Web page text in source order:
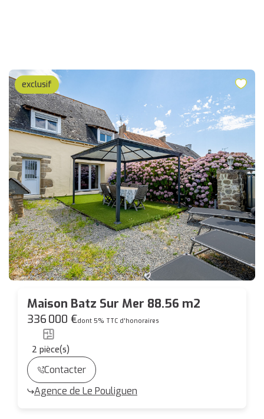
exclusif
Maison Batz Sur Mer 88.56 m2
336 000 €dont 5% TTC d'honoraires
2 pièce(s)
Contacter
Agence de Le Pouliguen